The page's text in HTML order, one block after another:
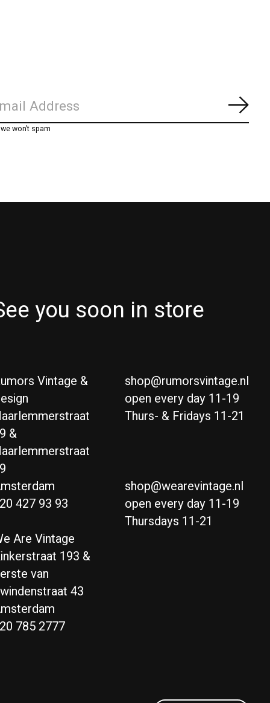
won’t spam
you soon in store
Vintage &
&
427 93 93
Are Vintage
193 &
van
43
785 2777
shop@rumorsvintage.nl
open every day 11-19
Thurs- & Fridays 11-21
shop@wearevintage.nl
open every day 11-19
Thursdays 11-21